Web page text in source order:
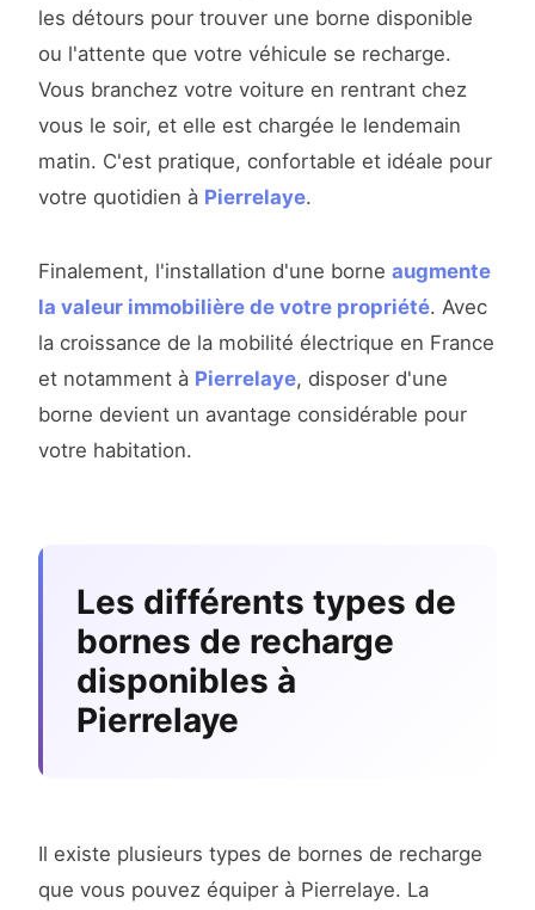
les détours pour trouver une borne disponible
ou l'attente que votre véhicule se recharge.
Vous branchez votre voiture en rentrant chez
vous le soir, et elle est chargée le lendemain
matin. C'est pratique, confortable et idéale pour
votre quotidien à Pierrelaye.
Finalement, l'installation d'une borne augmente
la valeur immobilière de votre propriété. Avec
la croissance de la mobilité électrique en France
et notamment à Pierrelaye, disposer d'une
borne devient un avantage considérable pour
votre habitation.
Les différents types de
bornes de recharge
disponibles à
Pierrelaye
Il existe plusieurs types de bornes de recharge
que vous pouvez équiper à Pierrelaye. La